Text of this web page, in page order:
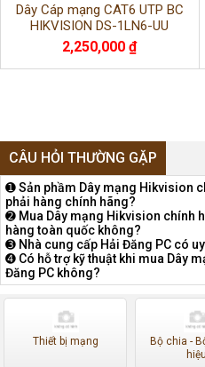
Dây Cáp mạng CAT6 UTP BC
HIKVISION DS-1LN6-UU
2,250,000 ₫
CÂU HỎI THƯỜNG GẶP
➊ Sản phầm Dây mạng Hikvision
phải hàng chính hãng?
➋ Mua Dây mạng Hikvision chính
hàng toàn quốc không?
➌ Nhà cung cấp Hải Đăng PC có
➍ Có hỗ trợ kỹ thuật khi mua Dây
Đăng PC không?
Thiết bị mạng
Bộ chia -
hiệu